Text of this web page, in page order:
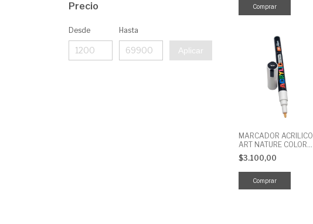
Precio
Desde Hasta
Aplicar
MARCADOR ACRILICO
ART NATURE COLOR
PUNTA FINA
$3.100,00